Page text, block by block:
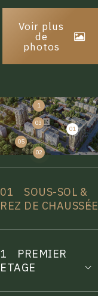
Voir plus
de
photos
01
1
02
03
04
05
01
SOUS-SOL &
REZ DE CHAUSSÉE
1
PREMIER
ETAGE